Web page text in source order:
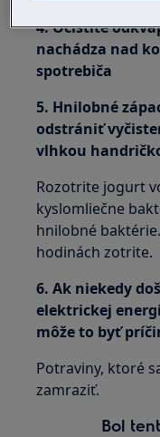
4. Očistite
nachádza nad
spotrebiča
5. Hnilobné
odstrániť
vlhkou
Rozotrite jogurt
kyslomliečne
hnilobné
hodinách zotrite.
6. Ak niekedy
elektrickej
môže to byť
Potraviny, ktoré
zamraziť.
Bol